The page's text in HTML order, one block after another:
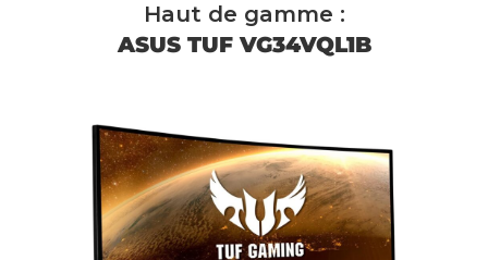
Haut de gamme :
ASUS TUF VG34VQL1B